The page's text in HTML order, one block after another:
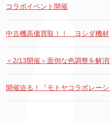
コラボイベント開催
中古機高価買取！！ ヨシダ機材
＜2/13開催＞面倒な色調整を解
開催迫る！『モトヤコラボレーシ